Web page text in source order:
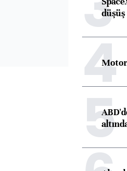
düşüş
4
5